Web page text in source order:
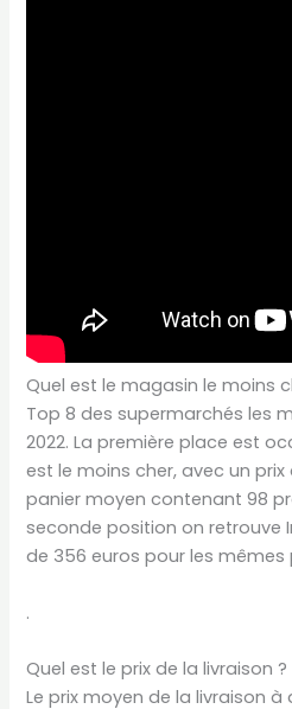
Quel est le magasin le moins
Top 8 des supermarchés les
2022. La première place est
est le moins cher, avec un
panier moyen contenant 98
seconde position on retrouve
de 356 euros pour les mêmes
.
Quel est le prix de la livraison ?
Le prix moyen de la livraison